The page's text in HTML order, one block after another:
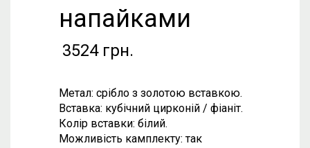
напайками
3524 грн.
Метал: срібло з золотою вставкою.
Вставка: кубічний цирконій / фіаніт.
Колір вставки: білий.
Можливість камплекту: так